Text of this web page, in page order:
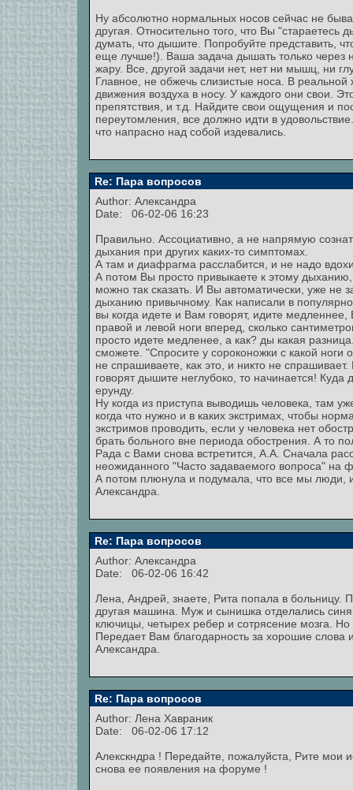
Ну абсолютно нормальных носов сейчас не
другая. Относительно того, что Вы
думать, что дышите. Попробуйте представить,
еще лучше!). Ваша задача дышать только через
жару. Все, другой задачи нет, нет ни мышц, ни
Главное, не обжечь слизистые носа. В
движения воздуха в носу. У каждого они свои.
препятствия, и т.д. Найдите свои ощущения и
переутомления, все должно идти в
что напрасно над собой издевались.
Re: Пара вопросов
Author: Александра
Date: 06-02-06 16:23
Правильно. Ассоциативно, а не напрямую
дыхания при других каких-то симптомах.
А там и диафрагма расслабится, и не надо
А потом Вы просто привыкаете к этому
можно так сказать. И Вы автоматически, уже не
дыханию привычному. Как написали в
вы когда идете и Вам говорят, идите
правой и левой ноги вперед, сколько
просто идете медленее, а как? ды какая
сможете. "Спросите у сороконожки с какой
не спрашиваете, как это, и никто не
говорят дышите неглубоко, то начинается!
ерунду.
Ну когда из приступа выводишь человека, там
когда что нужно и в каких экстримах, чтобы
экстримов проводить, если у человека нет
брать больного вне периода обострения. А то
Рада с Вами снова встретится, А.А. Сначала
неожиданного "Часто задаваемого вопроса" на
А потом плюнула и подумала, что все мы люди,
Александра.
Re: Пара вопросов
Author: Александра
Date: 06-02-06 16:42
Лена, Андрей, знаете, Рита попала в больницу.
другая машина. Муж и сынишка отделались
ключицы, четырех ребер и сотрясение мозга. Но
Передает Вам благодарность за хорошие слова
Александра.
Re: Пара вопросов
Author: Лена Хавраник
Date: 06-02-06 17:12
Алекскндра ! Передайте, пожалуйста, Рите
снова ее появления на форуме !